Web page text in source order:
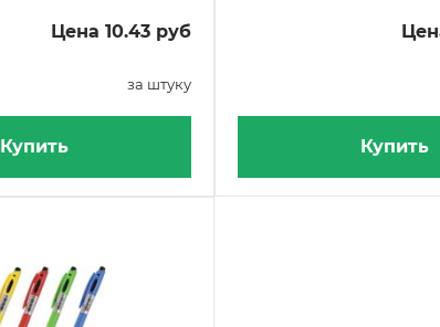
Цена 10.43 руб
за штуку
Купить Купить